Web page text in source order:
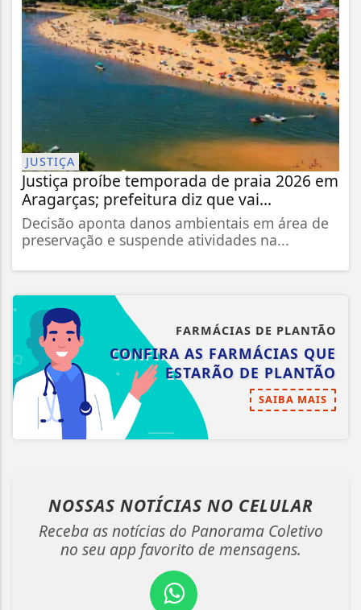
JUSTIÇA
Justiça proíbe temporada de praia 2026 em
Aragarças; prefeitura diz que vai...
Decisão aponta danos ambientais em área de
preservação e suspende atividades na...
FARMÁCIAS DE PLANTÃO
CONFIRA AS FARMÁCIAS QUE
ESTARÃO DE PLANTÃO
SAIBA MAIS
NOSSAS NOTÍCIAS NO CELULAR
Receba as notícias do Panorama Coletivo
no seu app favorito de mensagens.